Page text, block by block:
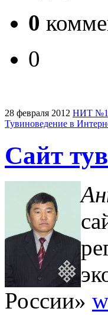
0
0
28 февраля 2012 НИТ
Тувиноведение в
Сайт
России»